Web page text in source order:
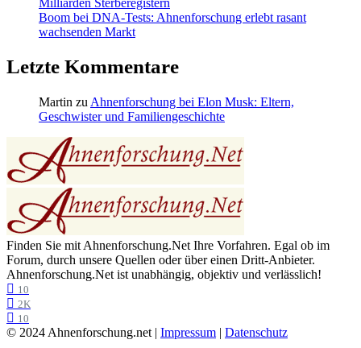
Boom bei DNA-Tests: Ahnenforschung erlebt rasant
wachsenden Markt
Letzte Kommentare
Martin zu Ahnenforschung bei Elon Musk: Eltern,
Geschwister und Familiengeschichte
Finden Sie mit Ahnenforschung.Net Ihre Vorfahren. Egal ob im
Forum, durch unsere Quellen oder über einen Dritt-Anbieter.
Ahnenforschung.Net ist unabhängig, objektiv und verlässlich!
10
2K
10
© 2024 Ahnenforschung.net | Impressum | Datenschutz